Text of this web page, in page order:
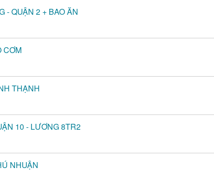
- QUẬN 2 + BAO ĂN
CƠM
THẠNH
10 - LƯƠNG 8TR2
NHUẬN